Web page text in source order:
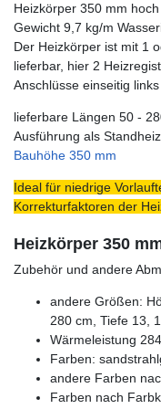
Heizkörper 350 mm
Gewicht 9,7 kg/m
Der Heizkörper ist mit 1
lieferbar, hier 2
Anschlüsse einseitig
lieferbare Längen 50 -
Ausführung als
Bauhöhe 350 mm
Ideal für niedrige
Korrekturfaktoren der
Heizkörper 350
Zubehör und andere
andere Größen:
280 cm, Tiefe 13,
Wärmeleistung
Farben:
andere Farben
Farben nach